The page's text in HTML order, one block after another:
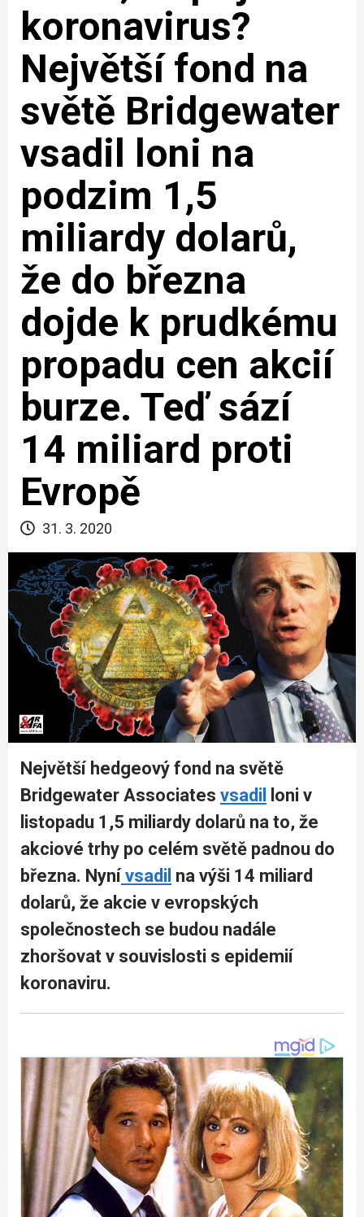
koronavirus?
Největší fond na
světě Bridgewater
vsadil loni na
podzim 1,5
miliardy dolarů,
že do března
dojde k prudkému
propadu cen akcií
burze. Teď sází
14 miliard proti
Evropě
31. 3. 2020
Největší hedgeový fond na světě
Bridgewater Associates vsadil
loni v
listopadu 1,5 miliardy dolarů na to, že
akciové trhy po celém světě padnou do
března. Nyní vsadil na výši 14 miliard
dolarů, že akcie v evropských
společnostech se budou nadále
zhoršovat v souvislosti s epidemií
koronaviru.